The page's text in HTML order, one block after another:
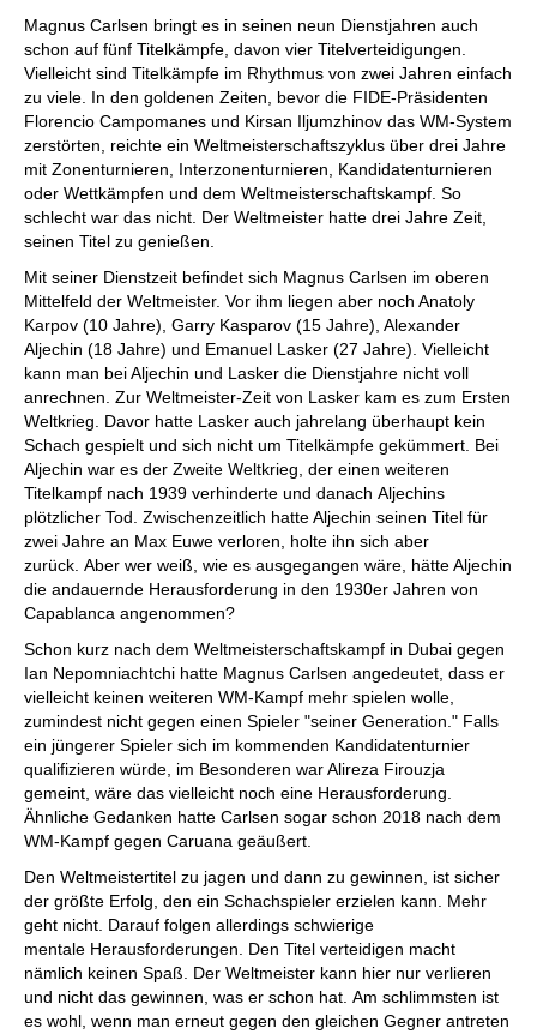
Magnus Carlsen bringt es in seinen neun Dienstjahren auch
schon auf fünf Titelkämpfe, davon vier Titelverteidigungen.
Vielleicht sind Titelkämpfe im Rhythmus von zwei Jahren einfach
zu viele. In den goldenen Zeiten, bevor die FIDE-Präsidenten
Florencio Campomanes und Kirsan Iljumzhinov das WM-System
zerstörten, reichte ein Weltmeisterschaftszyklus über drei Jahre
mit Zonenturnieren, Interzonenturnieren, Kandidatenturnieren
oder Wettkämpfen und dem Weltmeisterschaftskampf. So
schlecht war das nicht. Der Weltmeister hatte drei Jahre Zeit,
seinen Titel zu genießen.
Mit seiner Dienstzeit befindet sich Magnus Carlsen im oberen
Mittelfeld der Weltmeister. Vor ihm liegen aber noch Anatoly
Karpov (10 Jahre), Garry Kasparov (15 Jahre), Alexander
Aljechin (18 Jahre) und Emanuel Lasker (27 Jahre). Vielleicht
kann man bei Aljechin und Lasker die Dienstjahre nicht voll
anrechnen. Zur Weltmeister-Zeit von Lasker kam es zum Ersten
Weltkrieg. Davor hatte Lasker auch jahrelang überhaupt kein
Schach gespielt und sich nicht um Titelkämpfe gekümmert. Bei
Aljechin war es der Zweite Weltkrieg, der einen weiteren
Titelkampf nach 1939 verhinderte und danach Aljechins
plötzlicher Tod. Zwischenzeitlich hatte Aljechin seinen Titel für
zwei Jahre an Max Euwe verloren, holte ihn sich aber
zurück. Aber wer weiß, wie es ausgegangen wäre, hätte Aljechin
die andauernde Herausforderung in den 1930er Jahren von
Capablanca angenommen?
Schon kurz nach dem Weltmeisterschaftskampf in Dubai gegen
Ian Nepomniachtchi hatte Magnus Carlsen angedeutet, dass er
vielleicht keinen weiteren WM-Kampf mehr spielen wolle,
zumindest nicht gegen einen Spieler "seiner Generation." Falls
ein jüngerer Spieler sich im kommenden Kandidatenturnier
qualifizieren würde, im Besonderen war Alireza Firouzja
gemeint, wäre das vielleicht noch eine Herausforderung.
Ähnliche Gedanken hatte Carlsen sogar schon 2018 nach dem
WM-Kampf gegen Caruana geäußert.
Den Weltmeistertitel zu jagen und dann zu gewinnen, ist sicher
der größte Erfolg, den ein Schachspieler erzielen kann. Mehr
geht nicht. Darauf folgen allerdings schwierige
mentale Herausforderungen. Den Titel verteidigen macht
nämlich keinen Spaß. Der Weltmeister kann hier nur verlieren
und nicht das gewinnen, was er schon hat. Am schlimmsten ist
es wohl, wenn man erneut gegen den gleichen Gegner antreten